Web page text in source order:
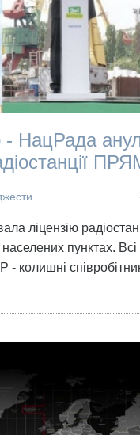
- НацРада
ліцензію
пунктах. Всі
- колишні